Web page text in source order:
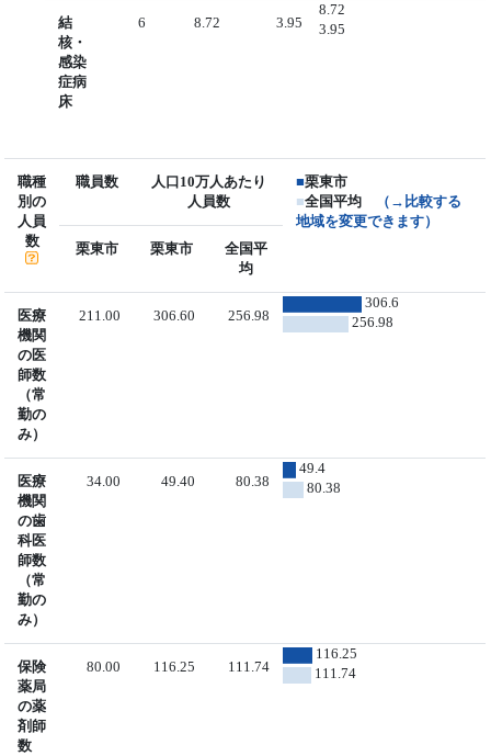
結
核・
感染
症病
床
6 8.72 3.95
8.72
3.95
職種
別の
人員
数
職員数
人口10万人あたり
人員数
■栗東市
■全国平均
（→比較する
地域を変更できます）
栗東市
栗東市
全国平
均
医療
機関
の医
師数
（常
勤の
み）
211.00 306.60 256.98
306.6
256.98
医療
機関
の歯
科医
師数
（常
勤の
み）
34.00 49.40 80.38
49.4
80.38
保険
薬局
の薬
剤師
数
80.00 116.25 111.74
116.25
111.74